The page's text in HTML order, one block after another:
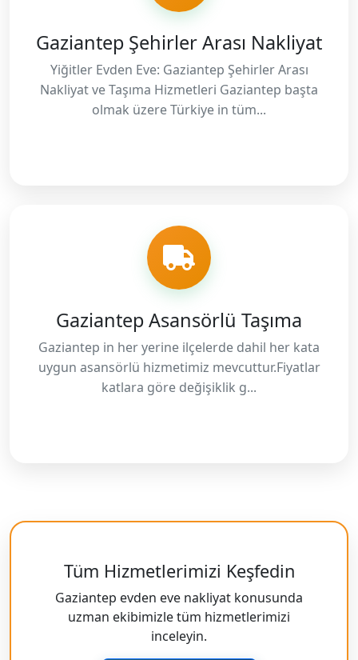
Gaziantep Şehirler Arası Nakliyat
Yiğitler Evden Eve: Gaziantep Şehirler Arası
Nakliyat ve Taşıma Hizmetleri Gaziantep başta
olmak üzere Türkiye in tüm...
Gaziantep Asansörlü Taşıma
Gaziantep in her yerine ilçelerde dahil her kata
uygun asansörlü hizmetimiz mevcuttur.Fiyatlar
katlara göre değişiklik g...
Tüm Hizmetlerimizi Keşfedin
Gaziantep evden eve nakliyat konusunda
uzman ekibimizle tüm hizmetlerimizi
inceleyin.